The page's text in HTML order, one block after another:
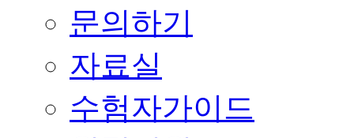
문의하기
자료실
수험자가이드